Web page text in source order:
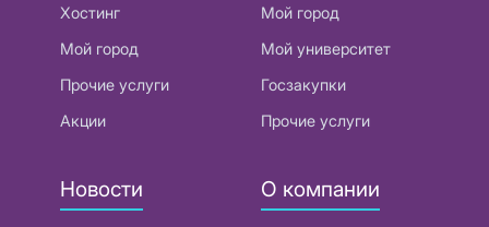
Хостинг
Мой город
Прочие услуги
Акции
Мой город
Мой университет
Госзакупки
Прочие услуги
Новости О компании